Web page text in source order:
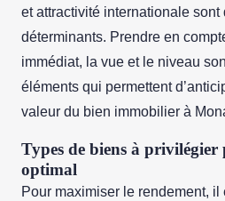
et attractivité internationale sont
déterminants. Prendre en
immédiat, la vue et le niveau
éléments qui permettent
valeur du bien immobilier à
Types de biens à
optimal
Pour maximiser le rendement, il